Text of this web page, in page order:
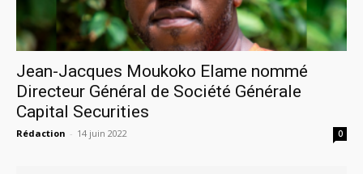
Jean-Jacques Moukoko Elame nommé
Directeur Général de Société Générale
Capital Securities
Rédaction - 14 juin 2022 0